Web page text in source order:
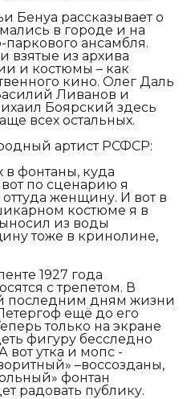
Бенуа рассказывает о
в городе и на
ансамбля.
взятые из архива
и костюмы – как
кино. Олег Даль
Ливанов и
Боярский здесь
всех остальных.
артист РСФСР:
в фонтаны, куда
по сценарию я
женщину. И вот в
костюме я в
из воды
тоже в кринолине,
1927 года
с трепетом. В
последним дням жизни
ещё до его
только на экране
фигуру бесследно
вот утка и мопс -
–воссозданы,
фонтан
радовать публику.